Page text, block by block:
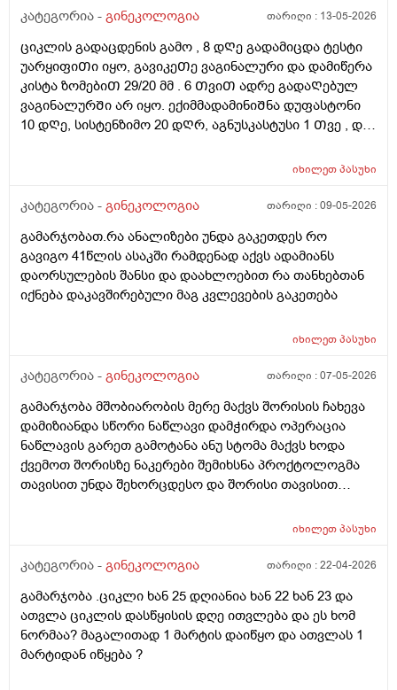
კატეგორია - გინეკოლოგია თარიღი : 13-05-2026
ციკლის გადაცდენის გამო , 8 დᲦე გადამიცდა ტესტი
უარყიფიᲗი იყო, გავიკეᲗე ვაგინალური და დამიწერა
კისტა ზომებიᲗ 29/20 მმ . 6 ᲗვიᲗ ადრე გადაᲦებულ
ვაგინალურᲨი არ იყო. ექიმმადამინიᲨნა დუფასტონი
10 დᲦე, სისტენზიმო 20 დᲦრ, აგნუსკასტუსი 1 Თვე , და
რამდენადსაყურადᲦებოა და Თუ დაეხმარება ეს
იხილეთპასუხი
კატეგორია - გინეკოლოგია თარიღი :09-05-2026
გამარჯობათ.რა ანალიზები უნდა გაკეთდეს რო
გავიგო 41წლის ასაკში რამდენად აქვს ადამიანს
დაორსულების შანსი და დაახლოებით რა თანხებთან
იქნება დაკავშირებული მაგ კვლევების გაკეთება
იხილეთპასუხი
კატეგორია - გინეკოლოგია თარიღი :07-05-2026
გამარჯობა მშობიარობის მერე მაქვს შორისის ჩახევა
დამიზიანდა სწორი ნაწლავი დამჭირდა ოპერაცია
ნაწლავის გარეთ გამოტანა ანუ სტომა მაქვს ხოდა
ქვემოთ შორისზე ნაკერები შემიხსნა პროქტოლოგმა
თავისით უნდა შეხორცდესო და შორისი თავისით
იხილეთპასუხი
კატეგორია - გინეკოლოგია თარიღი :22-04-2026
გამარჯობა .ციკლი ხან 25 დღიანია ხან 22 ხან 23 და
ათვლა ციკლის დასწყისის დღე ითვლება და ეს ხომ
ნორმაა? მაგალითად 1 მარტის დაიწყო და ათვლას 1
მარტიდან იწყება ?